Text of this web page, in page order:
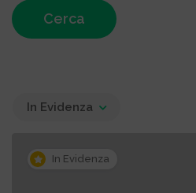
Cerca
In Evidenza
In Evidenza